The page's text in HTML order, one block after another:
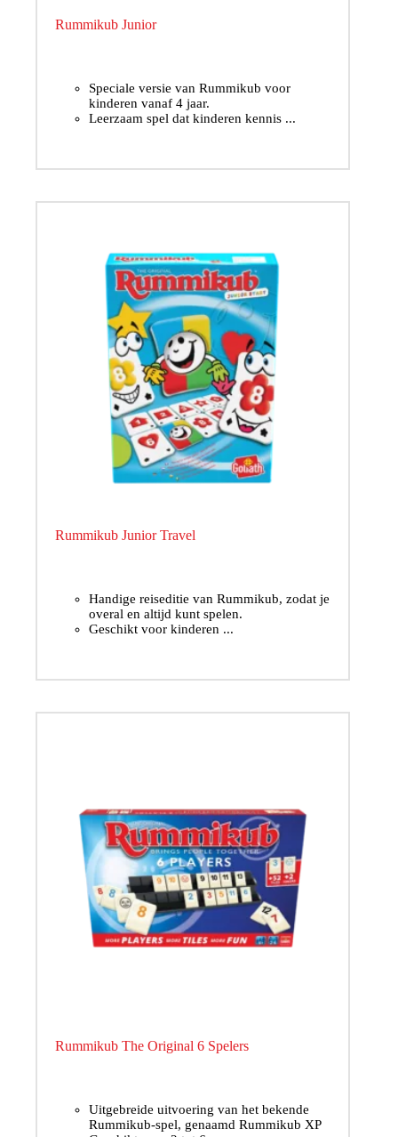
Rummikub Junior
Speciale versie van Rummikub voor
kinderen vanaf 4 jaar.
Leerzaam spel dat kinderen kennis ...
Rummikub Junior Travel
Handige reiseditie van Rummikub, zodat je
overal en altijd kunt spelen.
Geschikt voor kinderen ...
Rummikub The Original 6 Spelers
Uitgebreide uitvoering van het bekende
Rummikub-spel, genaamd Rummikub XP